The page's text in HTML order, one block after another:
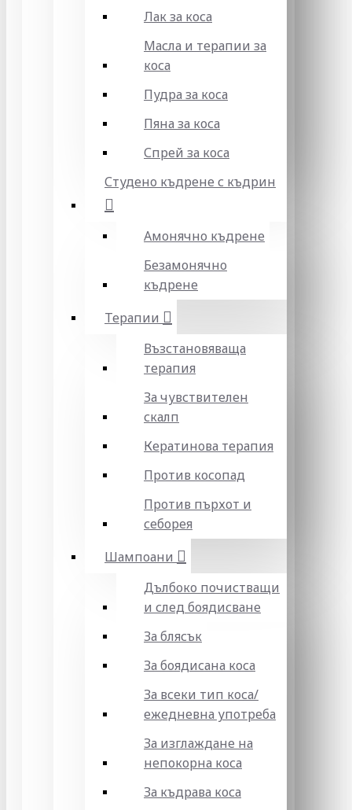
Лак за коса
Масла и терапии за
коса
Пудра за коса
Пяна за коса
Спрей за коса
Студено къдрене с къдрин
Амонячно къдрене
Безамонячно
къдрене
Терапии
Възстановяваща
терапия
За чувствителен
скалп
Кератинова терапия
Против косопад
Против пърхот и
себорея
Шампоани
Дълбоко почистващи
и след боядисване
За блясък
За боядисана коса
За всеки тип коса/
ежедневна употреба
За изглаждане на
непокорна коса
За къдрава коса